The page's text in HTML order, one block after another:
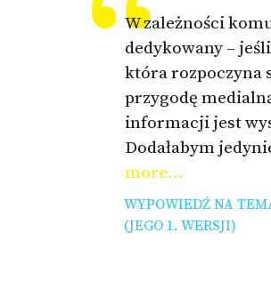
W zależności
dedykowany –
która rozpoczyna
przygodę
informacji jest
Dodałabym
more...
WYPOWIEDŹ NA
(JEGO 1. WERSJI)